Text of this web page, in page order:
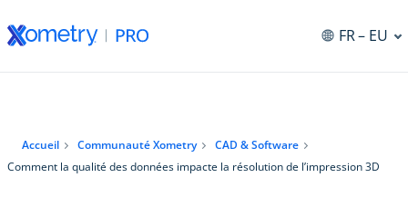
FR– EU
Accueil Communauté Xometry
CAD & Software
Comment la qualité des données impacte la résolution de l’impression 3D